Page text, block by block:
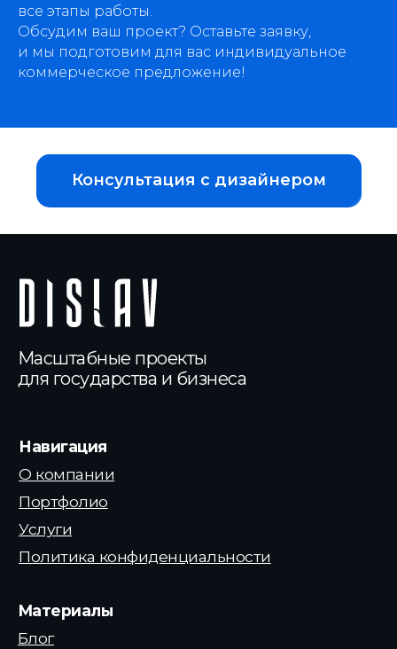
все этапы работы.
Обсудим ваш проект? Оставьте заявку,
и мы подготовим для вас индивидуальное
коммерческое предложение!
Консультация с дизайнером